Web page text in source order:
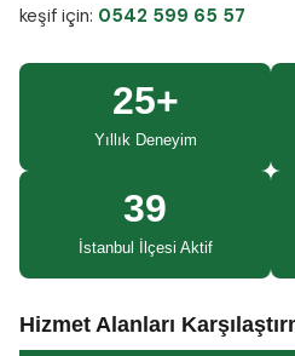
keşif için: 0542 599 65 57
25+
Yıllık Deneyim
39
İstanbul İlçesi Aktif
Hizmet Alanları